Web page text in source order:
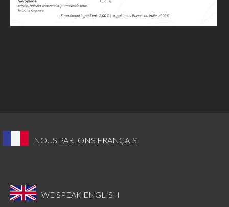
NOUS PARLONS FRANÇAIS
WE SPEAK ENGLISH